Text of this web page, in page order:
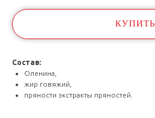
КУПИТЬ
Состав:
Оленина,
жир говяжий,
пряности экстракты пряностей.